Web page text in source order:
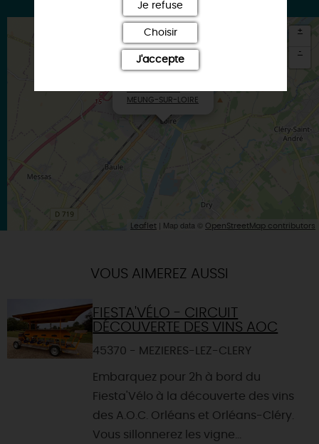
MEUNG-SUR-LOIRE
+
-
Leaflet | Map data © OpenStreetMap contributors
VOUS AIMEREZ AUSSI
FIESTA'VÉLO - CIRCUIT
DÉCOUVERTE DES VINS AOC
45370 - MEZIERES-LEZ-CLERY
Embarquez pour 2h à bord du
Fiesta'Vélo à la découverte des vins
des A.O.C. Orléans et Orléans-Cléry.
Vous sillonnerez les vigne...
Je refuse
Choisir
J'accepte